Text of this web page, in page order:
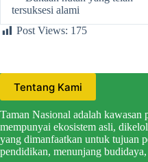
tersuksesi alami
Post Views: 175
Tentang Kami
Taman Nasional adalah kawasan
mempunyai ekosistem asli,
yang dimanfaatkan untuk tujuan
pendidikan, menunjang